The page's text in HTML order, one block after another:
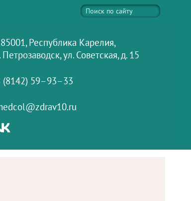
Республика Карелия,
Петрозаводск, ул. Советская, д. 15
(8142) 59–93–33